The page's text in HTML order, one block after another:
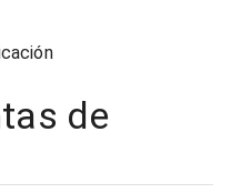
de